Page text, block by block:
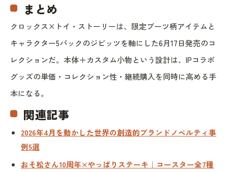
まとめ
クロックス×トイ・ストーリーは、限定ブーツ柄アイテムと
キャラクター5パックのジビッツを軸にした6月17日発売のコ
レクションだ。本体＋カスタム小物という設計は、IPコラボ
グッズの単価・コレクション性・継続購入を同時に高める手
本になる。
関連記事
2026年4月を動かした世界の創造的ブランドノベルティ事
例5選
おそ松さん10周年×やっぱりステーキ｜コースター全7種